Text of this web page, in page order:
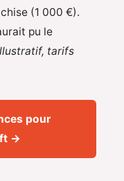
(1 000 €).
pu le
tarifs
pour
→